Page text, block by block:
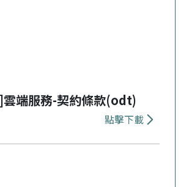
端服務-契約條款(odt)
點擊下載